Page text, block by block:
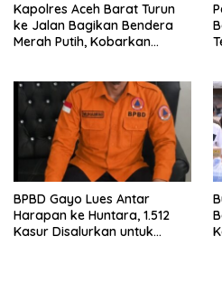
Kapolres Aceh Barat Turun
ke Jalan Bagikan Bendera
Merah Putih, Kobarkan
BPBD Gayo Lues Antar
Harapan ke Huntara, 1.512
Kasur Disalurkan untuk